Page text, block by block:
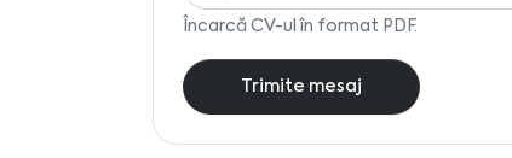
Încarcă CV-ul în format PDF.
Trimite mesaj